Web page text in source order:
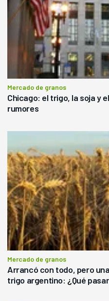
Mercado de granos
Chicago: el trigo, la soja y
rumores
Mercado de granos
Arrancó con todo, pero
trigo argentino: ¿Qué